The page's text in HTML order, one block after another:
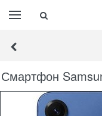
Смартфон